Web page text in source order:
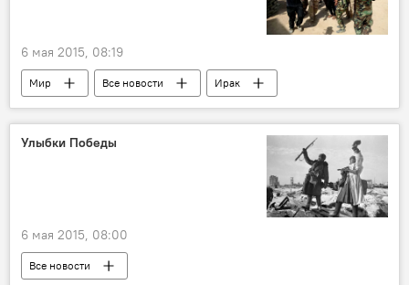
6 мая 2015, 08:19
Мир Все новости
Ирак
ИГИЛ
Улыбки Победы
6 мая 2015, 08:00
Все новости